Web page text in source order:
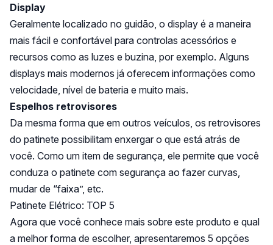
Display
Geralmente localizado no guidão, o display é a maneira
mais fácil e confortável para controlas acessórios e
recursos como as luzes e buzina, por exemplo. Alguns
displays mais modernos já oferecem informações como
velocidade, nível de bateria e muito mais.
Espelhos retrovisores
Da mesma forma que em outros veículos, os retrovisores
do patinete possibilitam enxergar o que está atrás de
você. Como um item de segurança, ele permite que você
conduza o patinete com segurança ao fazer curvas,
mudar de “faixa”, etc.
Patinete Elétrico: TOP 5
Agora que você conhece mais sobre este produto e qual
a melhor forma de escolher, apresentaremos 5 opções